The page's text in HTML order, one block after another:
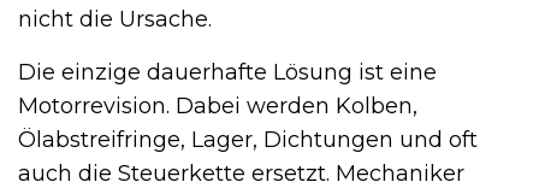
nicht die Ursache.
Die einzige dauerhafte Lösung ist eine
Motorrevision. Dabei werden Kolben,
Ölabstreifringe, Lager, Dichtungen und oft
auch die Steuerkette ersetzt. Mechaniker